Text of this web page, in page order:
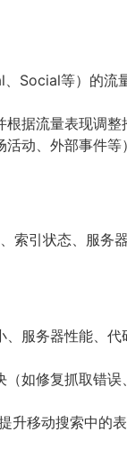
Social等）的流
据流量表现调整
动、外部事件
索引状态、服务
服务器性能、
如修复抓取错
升移动搜索中的表